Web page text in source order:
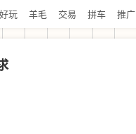
好玩 羊毛 交易 拼车 推广